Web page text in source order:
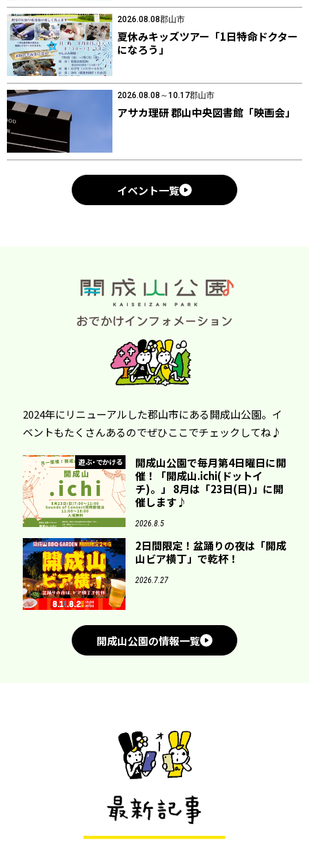
2026.08.08郡山市
夏休みキッズツアー「1日特命ドクター
になろう」
2026.08.08～10.17郡山市
アサカ理研 郡山中央図書館「映画会」
イベント一覧
2024年にリニューアルした郡山市にある開成山公園。イ
ベントもたくさんあるのでぜひここでチェックしてね♪
遊ぶ・でかける
開成山公園で毎月第4日曜日に開
催！「開成山.ichi(ドットイ
チ)。」 8月は「23日(日)」に開
催します♪
2026.8.5
2日間限定！盆踊りの夜は「開成
山ビア横丁」で乾杯！
2026.7.27
開成山公園の情報一覧